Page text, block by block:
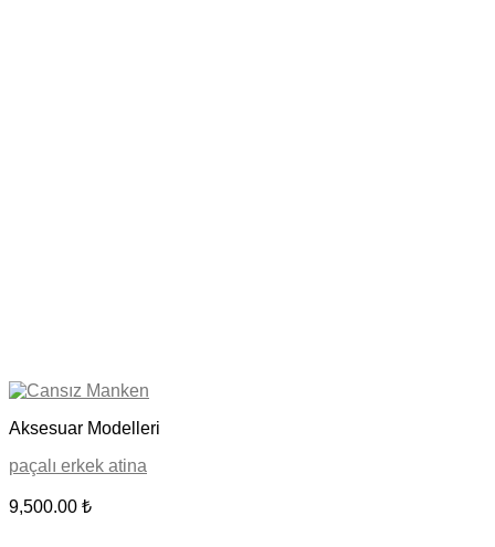
Aksesuar Modelleri
paçalı erkek atina
9,500.00 ₺